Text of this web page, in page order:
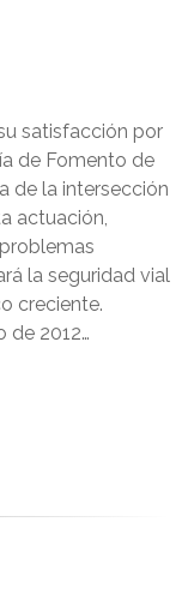
satisfacción por
de Fomento de
de la intersección
actuación,
la seguridad vial
creciente.
2012…